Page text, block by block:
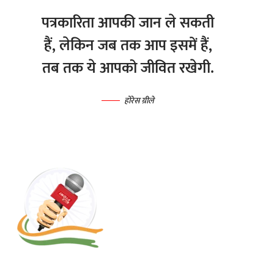
पत्रकारिता आपकी जान ले सकती
हैं, लेकिन जब तक आप इसमें हैं,
तब तक ये आपको जीवित रखेगी.
होरेस ग्रीले